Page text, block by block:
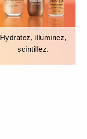
Hydratez, illuminez,
scintillez.